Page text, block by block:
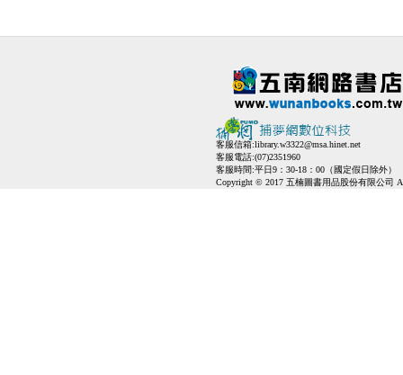
客服信箱:library.w3322@msa.hinet.net
客服電話:(07)2351960
客服時間:平日9：30-18：00（國定假日除外）
Copyright © 2017 五楠圖書用品股份有限公司